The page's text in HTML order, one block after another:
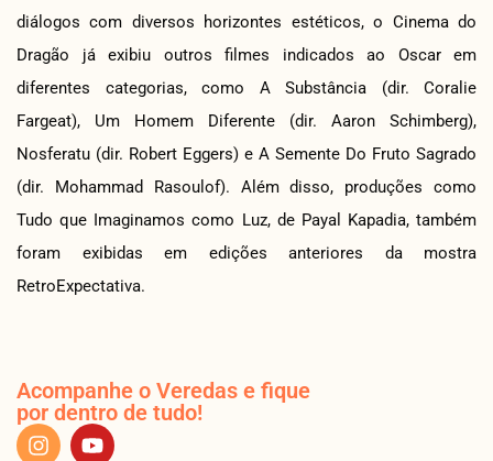
diálogos com diversos horizontes estéticos, o Cinema do
Dragão já exibiu outros filmes indicados ao Oscar em
diferentes categorias, como A Substância (dir. Coralie
Fargeat), Um Homem Diferente (dir. Aaron Schimberg),
Nosferatu (dir. Robert Eggers) e A Semente Do Fruto Sagrado
(dir. Mohammad Rasoulof). Além disso, produções como
Tudo que Imaginamos como Luz, de Payal Kapadia, também
foram exibidas em edições anteriores da mostra
RetroExpectativa.
Acompanhe o Veredas e fique
por dentro de tudo!